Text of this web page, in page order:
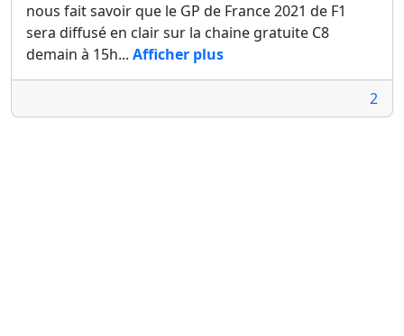
nous fait savoir que le GP de France 2021 de F1
sera diffusé en clair sur la chaine gratuite C8
demain à 15h... Afficher plus
2